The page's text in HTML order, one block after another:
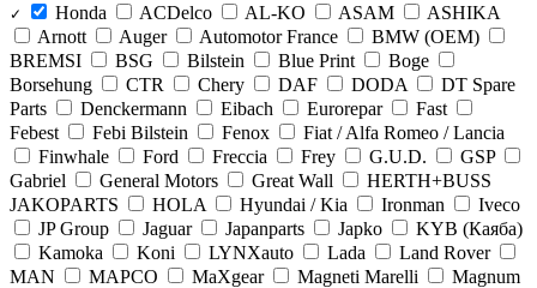
✓ Honda ACDelco AL-KO ASAM
ASHIKA
Arnott
Auger Automotor France
BMW (OEM)
BREMSI
BSG Bilstein Blue Print
Boge
Borsehung
CTR Chery DAF DODA
DT Spare
Parts
Denckermann Eibach Eurorepar
Fast
Febest
Febi Bilstein Fenox
Fiat / Alfa Romeo / Lancia
Finwhale
Ford Freccia Frey G.U.D.
GSP
Gabriel
General Motors Great Wall
HERTH+BUSS
JAKOPARTS
HOLA Hyundai / Kia Ironman
Iveco
JP Group
Jaguar Japanparts Japko
KYB (Каяба)
Kamoka
Koni LYNXauto Lada
Land Rover
MAN
MAPCO MaXgear Magneti Marelli
Magnum